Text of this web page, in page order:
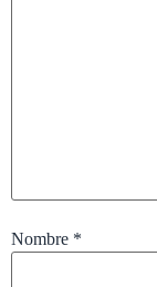
Nombre *